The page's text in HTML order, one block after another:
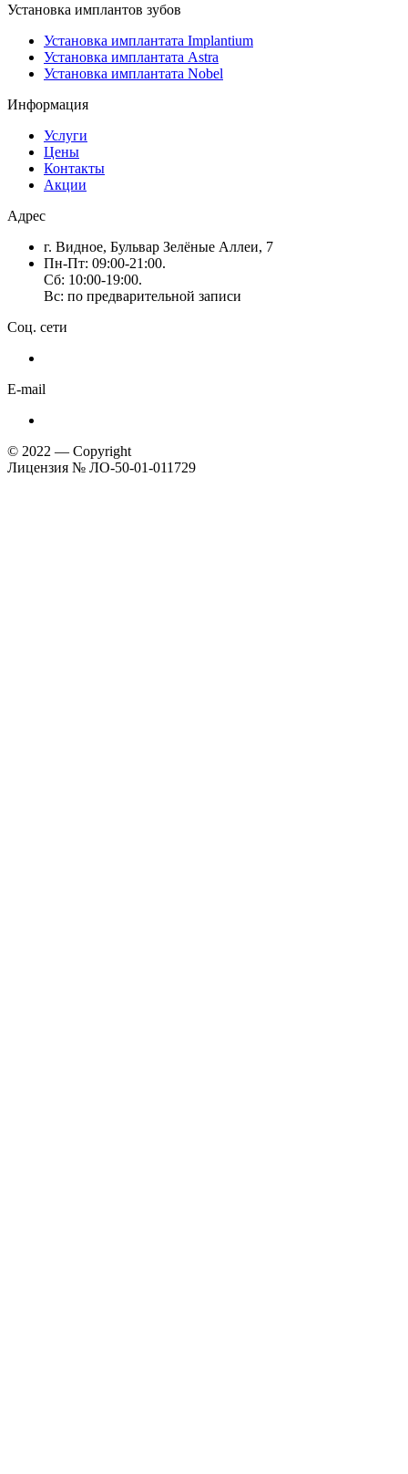
Установка имплантов зубов
Установка имплантата Implantium
Установка имплантата Astra
Установка имплантата Nobel
Информация
Услуги
Цены
Контакты
Акции
Адрес
г. Видное, Бульвар Зелёные Аллеи, 7
Пн-Пт: 09:00-21:00.
Сб: 10:00-19:00.
Вс: по предварительной записи
Соц. сети
E-mail
© 2022 — Copyright
Лицензия № ЛО-50-01-011729